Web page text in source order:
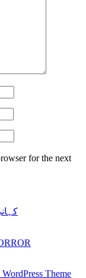
for the next
Theme